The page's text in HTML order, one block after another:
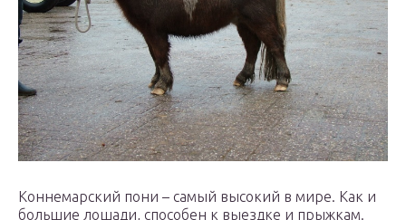
Коннемарский пони – самый высокий в мире. Как и
большие лошади, способен к выездке и прыжкам.